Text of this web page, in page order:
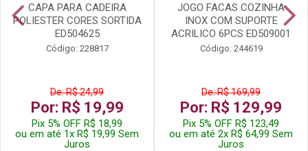
CAPA PARA CADEIRA
POLIESTER CORES SORTIDA
ED504625
Código: 228817
De: R$ 24,99
Por: R$ 19,99
Pix 5% OFF R$ 18,99
ou em até 1x R$ 19,99 Sem
Juros
JOGO FACAS COZINHA
INOX COM SUPORTE
ACRILICO 6PCS ED509001
Código: 244619
De: R$ 169,99
Por: R$ 129,99
Pix 5% OFF R$ 123,49
ou em até 2x R$ 64,99 Sem
Juros